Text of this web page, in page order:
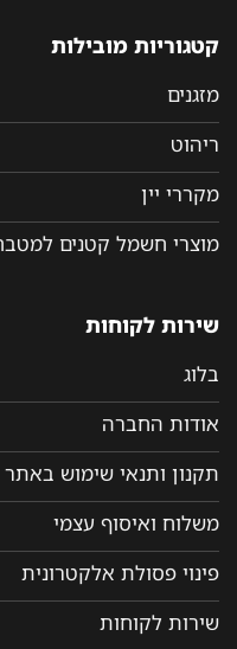
קטגוריות מובילות
מזגנים
ריהוט
מקררי יין
מוצרי חשמל קטנים למטבח
שירות לקוחות
בלוג
אודות החברה
תקנון ותנאי שימוש באתר
משלוח ואיסוף עצמי
פינוי פסולת אלקטרונית
שירות לקוחות